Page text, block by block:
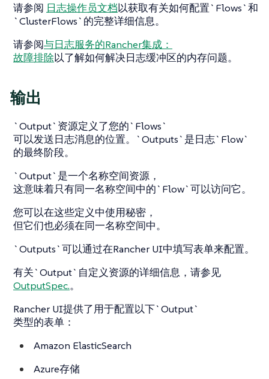
请参阅 日志操作员文档以获取有关如何配置`Flows`和
`ClusterFlows`的完整详细信息。
请参阅与日志服务的Rancher集成：
故障排除以了解如何解决日志缓冲区的内存问题。
输出
`Output`资源定义了您的`Flows`
可以发送日志消息的位置。`Outputs`是日志`Flow`
的最终阶段。
`Output`是一个名称空间资源，
这意味着只有同一名称空间中的`Flow`可以访问它。
您可以在这些定义中使用秘密，
但它们也必须在同一名称空间中。
`Outputs`可以通过在Rancher UI中填写表单来配置。
有关`Output`自定义资源的详细信息，请参见
OutputSpec.。
Rancher UI提供了用于配置以下`Output`
类型的表单：
Amazon ElasticSearch
Azure存储